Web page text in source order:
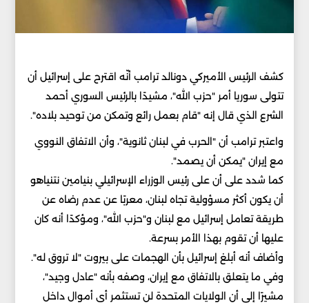
كشف الرئيس الأميركي دونالد ترامب أنّه اقترح على إسرائيل أن
تتولى سوريا أمر "حزب الله"، مشيدًا بالرئيس السوري أحمد
الشرع الذي قال إنه "قام بعمل رائع وتمكن من توحيد بلاده".
واعتبر ترامب أن "الحرب في لبنان ثانوية"، وأن الاتفاق النووي
مع إيران "يمكن أن يصمد".
كما شدد على أن على رئيس الوزراء الإسرائيلي بنيامين نتنياهو
أن يكون أكثر مسؤولية تجاه لبنان، معربًا عن عدم رضاه عن
طريقة تعامل إسرائيل مع لبنان و"حزب الله"، ومؤكدًا أنه كان
عليها أن تقوم بهذا الأمر بسرعة.
وأضاف أنه أبلغ إسرائيل بأن الهجمات على بيروت "لا تروق له".
وفي ما يتعلق بالاتفاق مع إيران، وصفه بأنه "عادل وجيد"،
مشيرًا إلى أن الولايات المتحدة لن تستثمر أي أموال داخل